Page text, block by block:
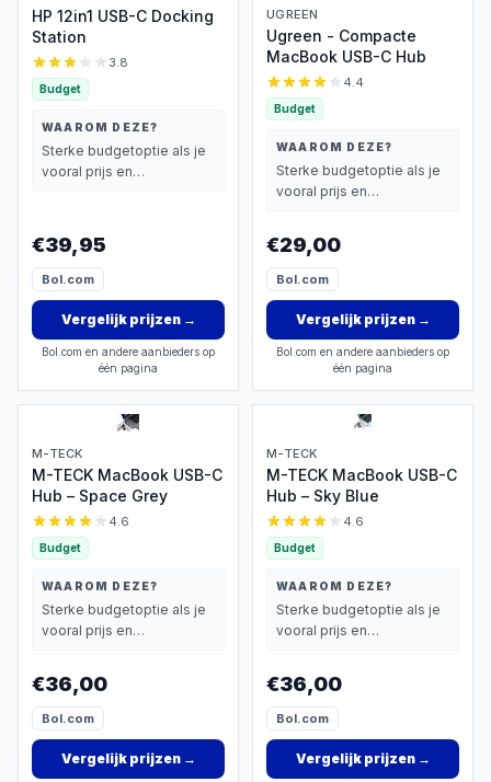
HP 12in1 USB-C Docking
Station
3.8
Budget
WAAROM DEZE?
Sterke budgetoptie als je
vooral prijs en
€39,95
Bol.com
Vergelijk prijzen→
Bol.com en andere aanbieders op
één pagina
UGREEN
Ugreen - Compacte
MacBook USB-C Hub
4.4
Budget
WAAROM DEZE?
Sterke budgetoptie als je
vooral prijs en
€29,00
Bol.com
Vergelijk prijzen→
Bol.com en andere aanbieders op
één pagina
M-TECK
M-TECK MacBook USB-C
Hub – Space Grey
4.6
Budget
WAAROM DEZE?
Sterke budgetoptie als je
vooral prijs en
€36,00
Bol.com
Vergelijk prijzen→
M-TECK
M-TECK MacBook USB-C
Hub – Sky Blue
4.6
Budget
WAAROM DEZE?
Sterke budgetoptie als je
vooral prijs en
€36,00
Bol.com
Vergelijk prijzen→